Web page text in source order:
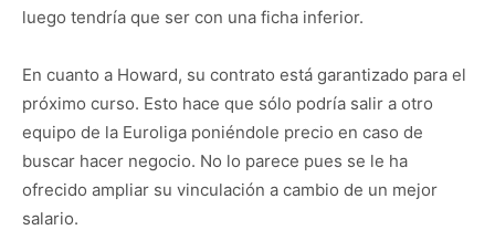
luego tendría que ser con una ficha inferior.
En cuanto a Howard, su contrato está garantizado para el
próximo curso. Esto hace que sólo podría salir a otro
equipo de la Euroliga poniéndole precio en caso de
buscar hacer negocio. No lo parece pues se le ha
ofrecido ampliar su vinculación a cambio de un mejor
salario.